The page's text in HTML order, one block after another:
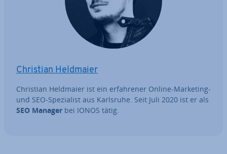
Christian Heldmaier
Christian Heldmaier ist ein er­fah­re­ner Online-Marketing-
und SEO-Spe­zia­list aus Karlsruhe. Seit Juli 2020 ist er als
SEO Manager bei IONOS tätig.